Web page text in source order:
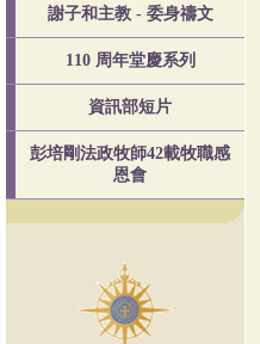
謝子和主教 - 委身禱文
110 周年堂慶系列
資訊部短片
彭培剛法政牧師42載牧職感
恩會